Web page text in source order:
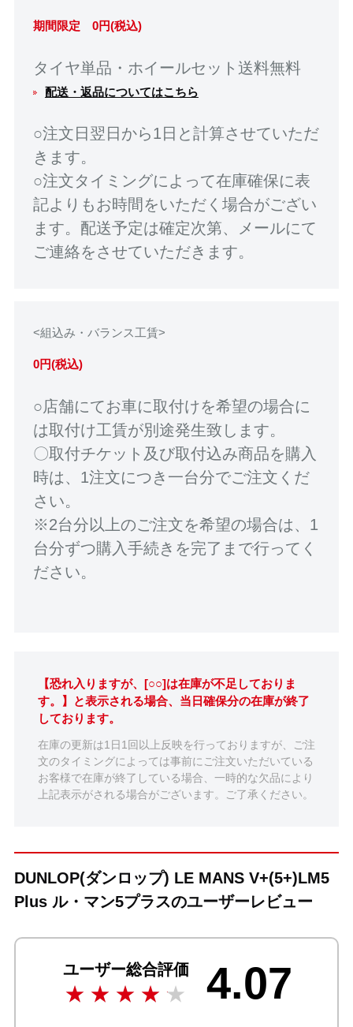
期間限定 0円(税込)
タイヤ単品・ホイールセット送料無料
配送・返品についてはこちら
○注文日翌日から1日と計算させていただ
きます。
○注文タイミングによって在庫確保に表
記よりもお時間をいただく場合がござい
ます。配送予定は確定次第、メールにて
ご連絡をさせていただきます。
<組込み・バランス工賃>
0円(税込)
○店舗にてお車に取付けを希望の場合に
は取付け工賃が別途発生致します。
〇取付チケット及び取付込み商品を購入
時は、1注文につき一台分でご注文くだ
さい。
※2台分以上のご注文を希望の場合は、1
台分ずつ購入手続きを完了まで行ってく
ださい。
【恐れ入りますが、[○○]は在庫が不足しておりま
す。】と表示される場合、当日確保分の在庫が終了
しております。
在庫の更新は1日1回以上反映を行っておりますが、ご注
文のタイミングによっては事前にご注文いただいている
お客様で在庫が終了している場合、一時的な欠品により
上記表示がされる場合がございます。ご了承ください。
DUNLOP(ダンロップ) LE MANS V+(5+)LM5
Plus ル・マン5プラスのユーザーレビュー
ユーザー総合評価 4.07